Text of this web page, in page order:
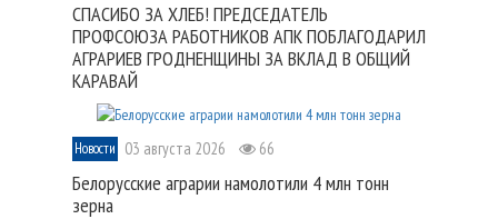
СПАСИБО ЗА ХЛЕБ! ПРЕДСЕДАТЕЛЬ
ПРОФСОЮЗА РАБОТНИКОВ АПК ПОБЛАГОДАРИЛ
АГРАРИЕВ ГРОДНЕНЩИНЫ ЗА ВКЛАД В ОБЩИЙ
КАРАВАЙ
Новости 03 августа 2026 66
Белорусские аграрии намолотили 4 млн тонн
зерна